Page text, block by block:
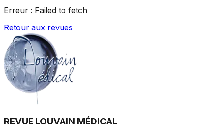
Erreur : Failed to fetch
Retour aux revues
REVUE LOUVAIN MÉDICAL